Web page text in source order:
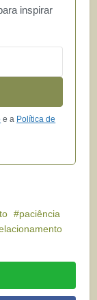
inspirar
e a Política de
paciência